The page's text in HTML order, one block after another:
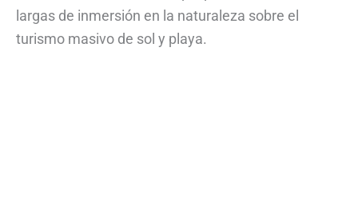
largas de inmersión en la naturaleza sobre el
turismo masivo de sol y playa.